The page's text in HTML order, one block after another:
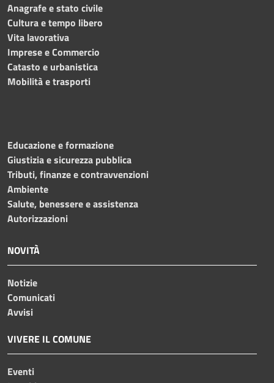
Anagrafe e stato civile
Cultura e tempo libero
Vita lavorativa
Imprese e Commercio
Catasto e urbanistica
Mobilità e trasporti
Educazione e formazione
Giustizia e sicurezza pubblica
Tributi, finanze e contravvenzioni
Ambiente
Salute, benessere e assistenza
Autorizzazioni
NOVITÀ
Notizie
Comunicati
Avvisi
VIVERE IL COMUNE
Eventi